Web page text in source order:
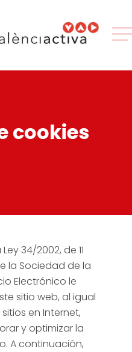
cookies
34/2002, de 11
la Sociedad de la
Electrónico le
sitio web, al igual
en Internet,
y optimizar la
A continuación,